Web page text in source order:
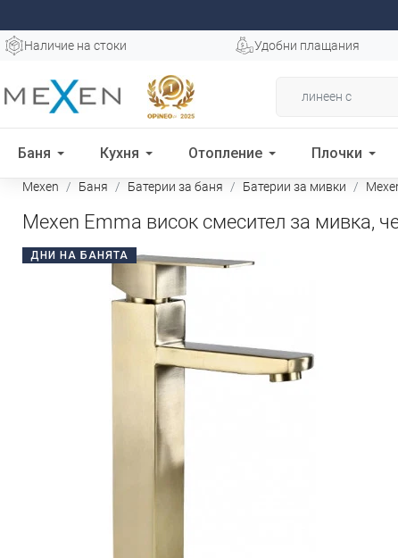
Наличие на стоки Удобни плащания
Баня Кухня Отопление Плочки
Mexen Баня Батерии за баня Батерии за мивки
Mexen Emma висок смесител за мивка,
ДНИ НА БАНЯТА